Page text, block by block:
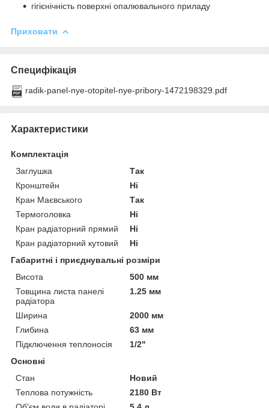
гігієнічність поверхні опалювального приладу
Приховати
Специфікація
radik-panel-nye-otopitel-nye-pribory-1472198329.pdf
Характеристики
Комплектація
Заглушка
Так
Кронштейн
Ні
Кран Маєвського
Так
Термоголовка
Ні
Кран радіаторний прямий
Ні
Кран радіаторний кутовий
Ні
Габаритні і приєднувальні розміри
Висота
500 мм
Товщина листа панелі
радіатора
1.25 мм
Ширина
2000 мм
Глибина
63 мм
Підключення теплоносія
1/2"
Основні
Стан
Новий
Теплова потужність
2180 Вт